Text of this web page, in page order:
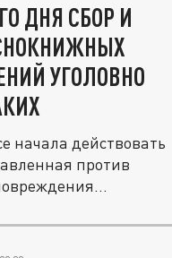
ДНЯ СБОР И
УГОЛОВНО
начала действовать
против